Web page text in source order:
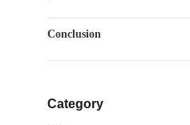
Conclusion
Category